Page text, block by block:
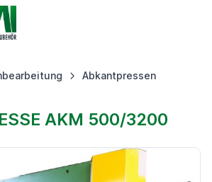
Abkantpressen
AKM 500/3200